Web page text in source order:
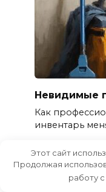
Невидимые
Как
инвентарь
Этот сайт
Продолжая
работу